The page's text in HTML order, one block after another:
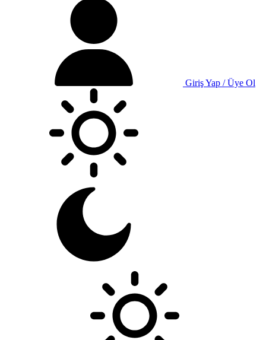
Giriş Yap / Üye Ol